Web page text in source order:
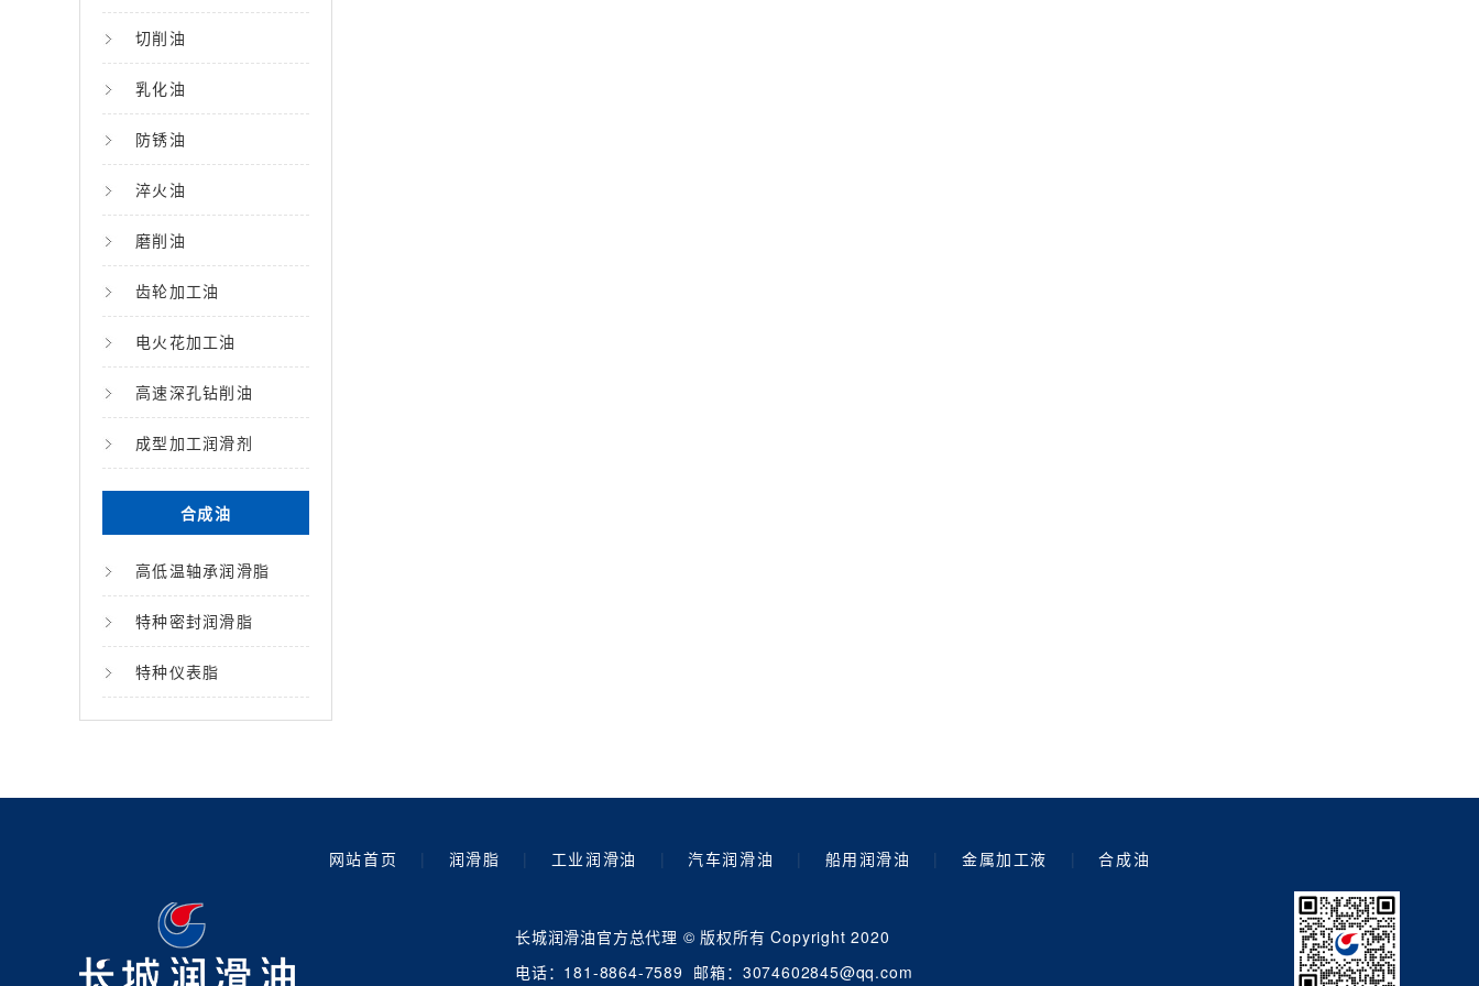
切削油
乳化油
防锈油
淬火油
磨削油
齿轮加工油
电火花加工油
高速深孔钻削油
成型加工润滑剂
合成油
高低温轴承润滑脂
特种密封润滑脂
特种仪表脂
网站首页 | 润滑脂 | 工业润滑油 | 汽车润滑油 | 船用润滑油 | 金属加工液 | 合成油
长城润滑油官方总代理 © 版权所有 Copyright 2020
电话：181-8864-7589 邮箱：3074602845@qq.com